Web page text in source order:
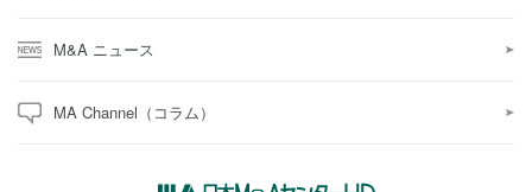
M&A ニュース
MA Channel（コラム）